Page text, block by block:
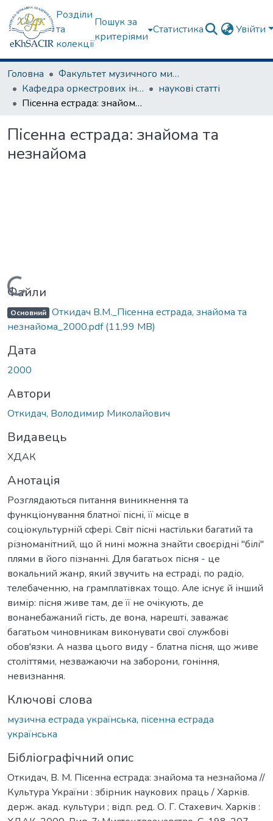
Розділи
та
колекції
Пошук за
критеріями
Статистика Увійти
Головна
Факультет музичного мистецтва
Кафедра оркестрових інструментів
наукові статті
Пісенна естрада: знайома та незнайома
Пісенна естрада: знайома та
незнайома
Вантажиться...
Файли
Основний Откидач В.М._Пісенна естрада, знайома та
незнайома_2000.pdf(11,99 MB)
Дата
2000
Автори
Откидач, Володимир Миколайович
Видавець
ХДАК
Анотація
Розглядаються питання виникнення та
функціонування блатної пісні, її місце в
соціокультурній сфері. Світ пісні настільки багатий та
різноманітний, що й нині можна знайти своєрідні "білі"
плями в його пізнанні. Для багатьох пісня - це
вокальний жанр, який звучить на естраді, по радіо,
телебаченню, на грамплатівках тощо. Але існує й інший
вимір: пісня живе там, де її не очікують, де
вонанебажаний гість, де вона, нарешті, заважає
багатьом чиновникам виконувати свої службові
обов'язки. А назва цього виду - блатна пісня, що живе
століттями, незважаючи на заборони, гоніння,
невизнання.
Ключові слова
музична естрада українська, пісенна естрада
українська
Бібліографічний опис
Откидач, В. М. Пісенна естрада: знайома та незнайома //
Культура України : збірник наукових праць / Харків.
держ. акад. культури ; відп. ред. О. Г. Стахевич. Харків :